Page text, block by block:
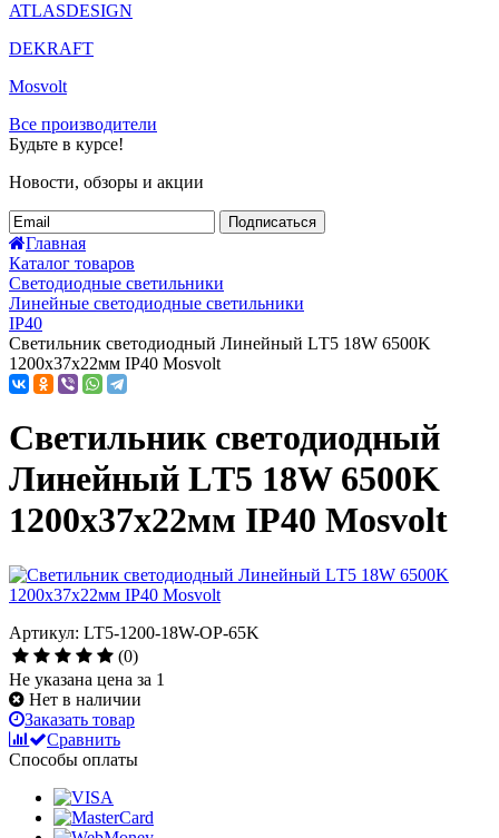
ATLASDESIGN
DEKRAFT
Mosvolt
Все производители
Будьте в курсе!
Новости, обзоры и акции
Подписаться
Главная
Каталог товаров
Светодиодные светильники
Линейные светодиодные светильники
IP40
Светильник светодиодный Линейный LТ5 18W 6500K
1200х37х22мм IP40 Mosvolt
Светильник светодиодный
Линейный LТ5 18W 6500K
1200х37х22мм IP40 Mosvolt
Артикул: LT5-1200-18W-OP-65K
(0)
Не указана цена за 1
Нет в наличии
Заказать товар
Сравнить
Способы оплаты